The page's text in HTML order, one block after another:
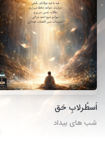
اُسطُرلابِ حَق
شب های بیداد